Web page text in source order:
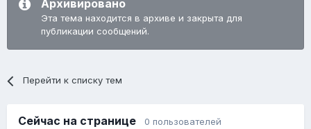
Архивировано
Эта тема находится в архиве и закрыта для
публикации сообщений.
Перейти к списку тем
Сейчас на странице 0 пользователей